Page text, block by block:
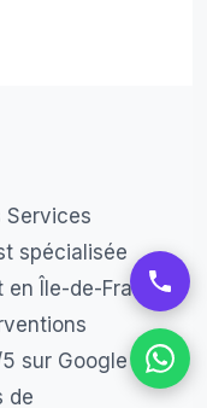
Services
spécialisée
en Île-de-France
sur Google
de